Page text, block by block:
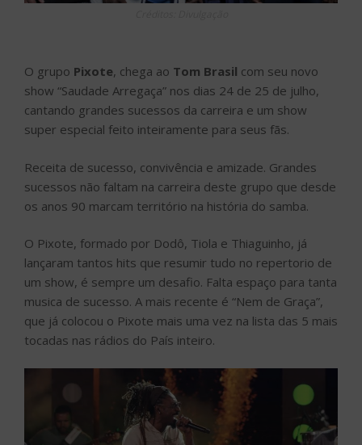
O grupo Pixote, chega ao Tom Brasil com seu novo
show “Saudade Arregaça” nos dias 24 de 25 de julho,
cantando grandes sucessos da carreira e um show
super especial feito inteiramente para seus fãs.
Receita de sucesso, convivência e amizade. Grandes
sucessos não faltam na carreira deste grupo que desde
os anos 90 marcam território na história do samba.
O Pixote, formado por Dodô, Tiola e Thiaguinho, já
lançaram tantos hits que resumir tudo no repertorio de
um show, é sempre um desafio. Falta espaço para tanta
musica de sucesso. A mais recente é “Nem de Graça”,
que já colocou o Pixote mais uma vez na lista das 5 mais
tocadas nas rádios do País inteiro.